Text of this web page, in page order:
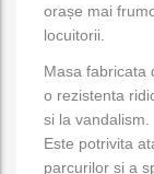
orașe mai
locuitorii.
Masa fabricata
o rezistenta
si la vandalism.
Este potrivita
parcurilor si a